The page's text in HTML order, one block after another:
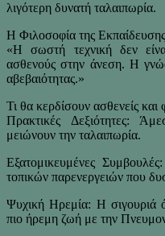
λιγότερη δυνατή ταλαιπωρία.
Η Φιλοσοφία της Εκπαίδευσης
«Η σωστή τεχνική δεν
ασθενούς στην άνεση. Η
αβεβαιότητας.»
Τι θα κερδίσουν ασθενείς και
Πρακτικές Δεξιότητες:
μειώνουν την ταλαιπωρία.
Εξατομικευμένες
τοπικών παρενεργειών που
Ψυχική Ηρεμία: Η σιγουριά
πιο ήρεμη ζωή με την